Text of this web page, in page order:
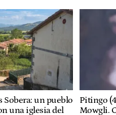
Sobera: un pueblo
una iglesia del
Pitingo
Mowgli.